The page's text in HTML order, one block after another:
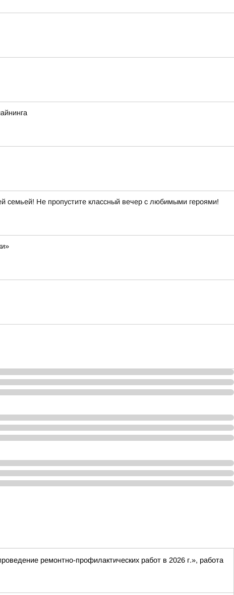
Не пропустите классный вечер с любимыми героями!
ремонтно-профилактических работ в 2026 г.», работа